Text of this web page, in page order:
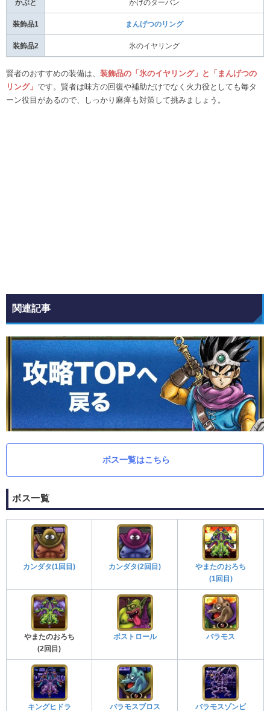
かぶと かげのターバン
装飾品1 まんげつのリング
装飾品2 氷のイヤリング
賢者のおすすめの装備は、 装飾品の「氷のイヤリング」と「まんげつの
リング」 です。賢者は味方の回復や補助だけでなく火力役としても毎タ
ーン役目があるので、しっかり麻痺も対策して挑みましょう。
関連記事
ボス一覧はこちら
ボス一覧
カンダタ(1回目) カンダタ(2回目)
やまたのおろち
(1回目)
やまたのおろち
(2回目)
ボストロール バラモス
キングヒドラ バラモスブロス バラモスゾンビ